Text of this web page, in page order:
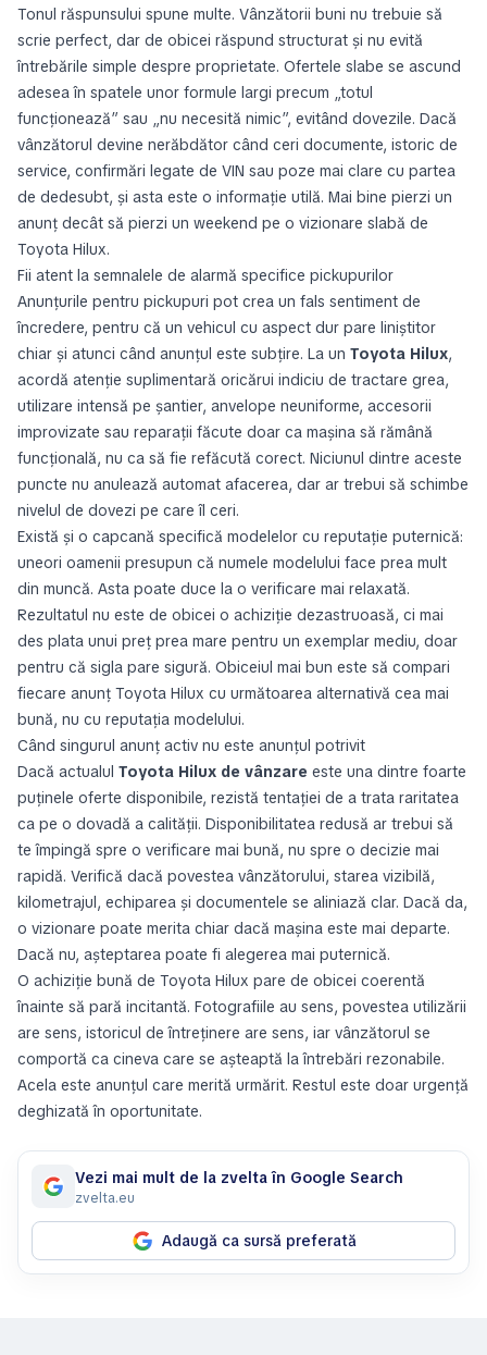
Tonul răspunsului spune multe. Vânzătorii buni nu trebuie să
scrie perfect, dar de obicei răspund structurat și nu evită
întrebările simple despre proprietate. Ofertele slabe se ascund
adesea în spatele unor formule largi precum „totul
funcționează” sau „nu necesită nimic”, evitând dovezile. Dacă
vânzătorul devine nerăbdător când ceri documente, istoric de
service, confirmări legate de VIN sau poze mai clare cu partea
de dedesubt, și asta este o informație utilă. Mai bine pierzi un
anunț decât să pierzi un weekend pe o vizionare slabă de
Toyota Hilux.
Fii atent la semnalele de alarmă specifice pickupurilor
Anunțurile pentru pickupuri pot crea un fals sentiment de
încredere, pentru că un vehicul cu aspect dur pare liniștitor
chiar și atunci când anunțul este subțire. La un Toyota Hilux,
acordă atenție suplimentară oricărui indiciu de tractare grea,
utilizare intensă pe șantier, anvelope neuniforme, accesorii
improvizate sau reparații făcute doar ca mașina să rămână
funcțională, nu ca să fie refăcută corect. Niciunul dintre aceste
puncte nu anulează automat afacerea, dar ar trebui să schimbe
nivelul de dovezi pe care îl ceri.
Există și o capcană specifică modelelor cu reputație puternică:
uneori oamenii presupun că numele modelului face prea mult
din muncă. Asta poate duce la o verificare mai relaxată.
Rezultatul nu este de obicei o achiziție dezastruoasă, ci mai
des plata unui preț prea mare pentru un exemplar mediu, doar
pentru că sigla pare sigură. Obiceiul mai bun este să compari
fiecare anunț Toyota Hilux cu următoarea alternativă cea mai
bună, nu cu reputația modelului.
Când singurul anunț activ nu este anunțul potrivit
Dacă actualul Toyota Hilux de vânzare este una dintre foarte
puținele oferte disponibile, rezistă tentației de a trata raritatea
ca pe o dovadă a calității. Disponibilitatea redusă ar trebui să
te împingă spre o verificare mai bună, nu spre o decizie mai
rapidă. Verifică dacă povestea vânzătorului, starea vizibilă,
kilometrajul, echiparea și documentele se aliniază clar. Dacă da,
o vizionare poate merita chiar dacă mașina este mai departe.
Dacă nu, așteptarea poate fi alegerea mai puternică.
O achiziție bună de Toyota Hilux pare de obicei coerentă
înainte să pară incitantă. Fotografiile au sens, povestea utilizării
are sens, istoricul de întreținere are sens, iar vânzătorul se
comportă ca cineva care se așteaptă la întrebări rezonabile.
Acela este anunțul care merită urmărit. Restul este doar urgență
deghizată în oportunitate.
Vezi mai mult de la zvelta în Google Search
zvelta.eu
Adaugă ca sursă preferată